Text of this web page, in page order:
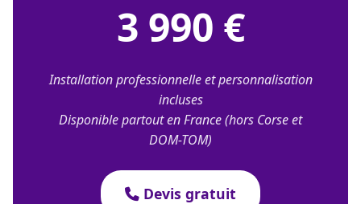
3 990 €
Installation professionnelle et personnalisation
incluses
Disponible partout en France (hors Corse et
DOM-TOM)
Devis gratuit